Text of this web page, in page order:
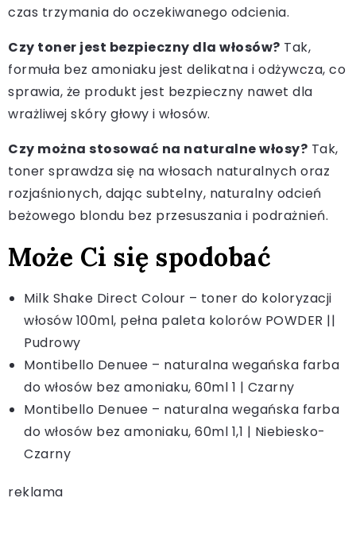
czas trzymania do oczekiwanego odcienia.
Czy toner jest bezpieczny dla włosów? Tak,
formuła bez amoniaku jest delikatna i odżywcza, co
sprawia, że produkt jest bezpieczny nawet dla
wrażliwej skóry głowy i włosów.
Czy można stosować na naturalne włosy? Tak,
toner sprawdza się na włosach naturalnych oraz
rozjaśnionych, dając subtelny, naturalny odcień
beżowego blondu bez przesuszania i podrażnień.
Może Ci się spodobać
Milk Shake Direct Colour – toner do koloryzacji
włosów 100ml, pełna paleta kolorów POWDER ||
Pudrowy
Montibello Denuee – naturalna wegańska farba
do włosów bez amoniaku, 60ml 1 | Czarny
Montibello Denuee – naturalna wegańska farba
do włosów bez amoniaku, 60ml 1,1 | Niebiesko-
Czarny
reklama